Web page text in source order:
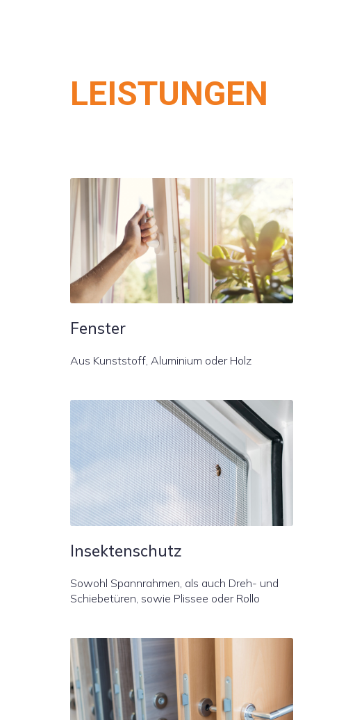
LEISTUNGEN
Fenster
Aus Kunststoff, Aluminium oder Holz
Insektenschutz
Sowohl Spannrahmen, als auch Dreh- und
Schiebetüren, sowie Plissee oder Rollo